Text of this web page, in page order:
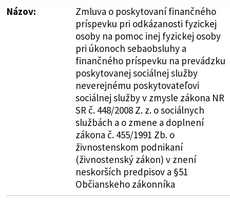
Názov:
Zmluva o poskytovaní finančného
príspevku pri odkázanosti fyzickej
osoby na pomoc inej fyzickej osoby
pri úkonoch sebaobsluhy a
finančného príspevku na prevádzku
poskytovanej sociálnej služby
neverejnému poskytovateľovi
sociálnej služby v zmysle zákona NR
SR č. 448/2008 Z. z. o sociálnych
službách a o zmene a doplnení
zákona č. 455/1991 Zb. o
živnostenskom podnikaní
(živnostenský zákon) v znení
neskorších predpisov a §51
Občianskeho zákonníka